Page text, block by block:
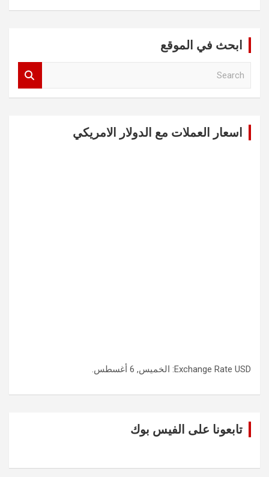
ابحث في الموقع
اسعار العملات مع الدولار الامريكي
Exchange Rate USD : الخميس, 6 أغسطس.
تابعونا على الفيس بوك